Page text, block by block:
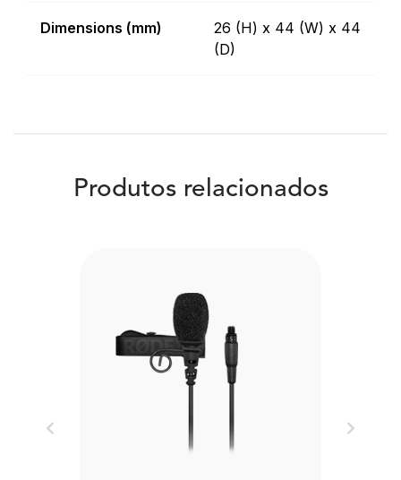
Dimensions (mm)
26 (H) x 44 (W) x 44
(D)
Produtos relacionados
Previous Next